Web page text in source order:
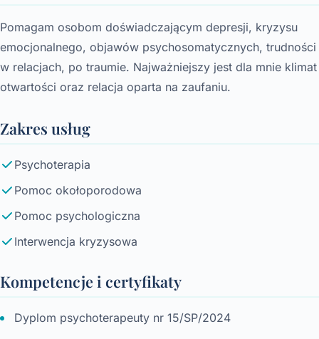
Pomagam osobom doświadczającym depresji, kryzysu
emocjonalnego, objawów psychosomatycznych, trudności
w relacjach, po traumie. Najważniejszy jest dla mnie klimat
otwartości oraz relacja oparta na zaufaniu.
Zakres usług
Psychoterapia
Pomoc okołoporodowa
Pomoc psychologiczna
Interwencja kryzysowa
Kompetencje i certyfikaty
Dyplom psychoterapeuty nr 15/SP/2024